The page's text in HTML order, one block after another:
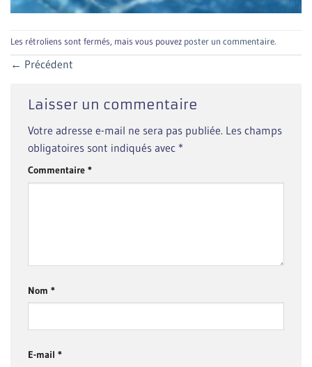
Les rétroliens sont fermés, mais vous pouvez poster un commentaire.
← Précédent
Laisser un commentaire
Votre adresse e-mail ne sera pas publiée. Les champs
obligatoires sont indiqués avec *
Commentaire *
Nom *
E-mail *